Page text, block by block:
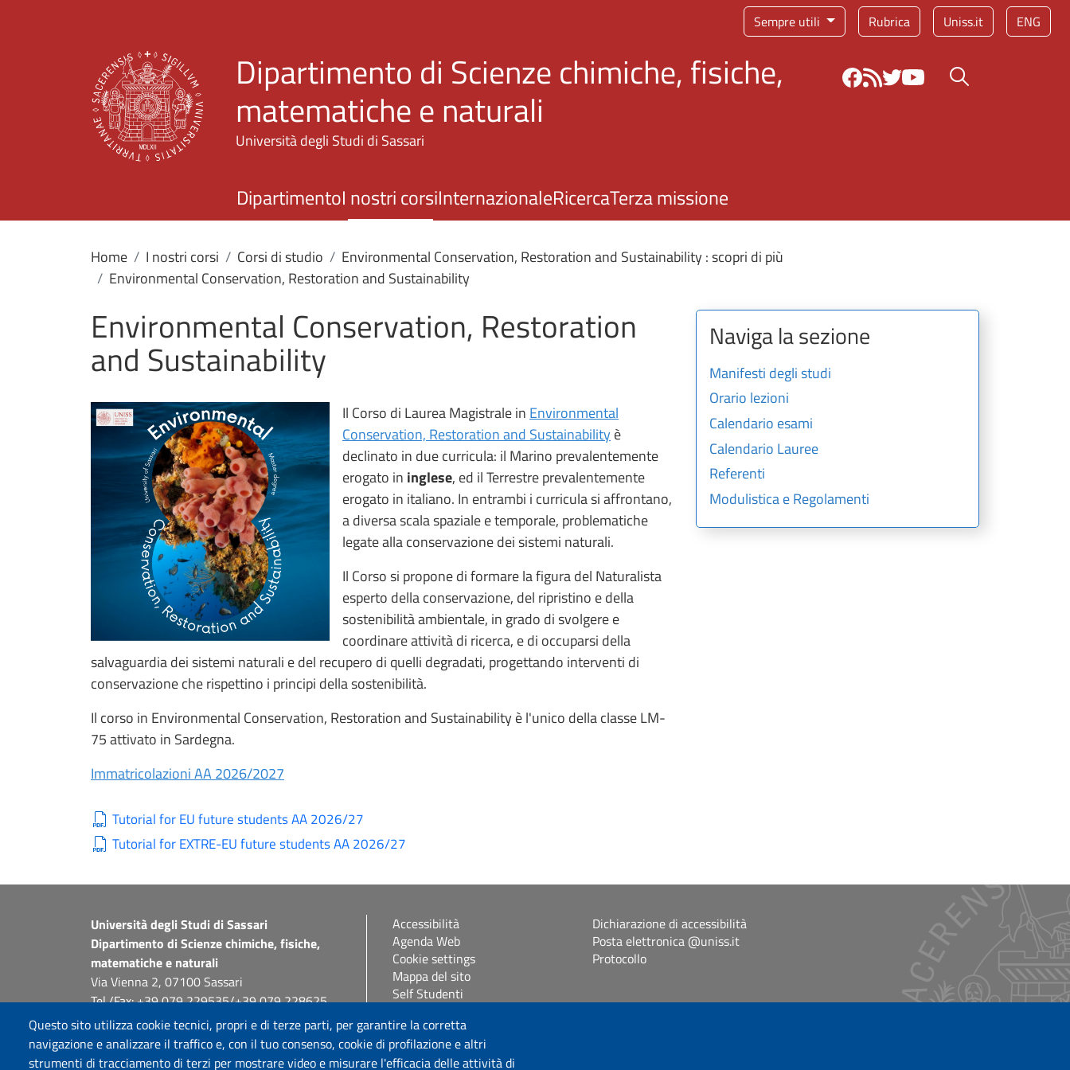
Sempre utili Rubrica Uniss.it ENG
Questo sito utilizza cookie tecnici, propri e di terze parti, per garantire la corretta
navigazione e analizzare il traffico e, con il tuo consenso, cookie di profilazione e altri
strumenti di tracciamento di terzi per mostrare video e misurare l'efficacia delle attività di
Dipartimento di Scienze chimiche, fisiche,
matematiche e naturali
Università degli Studi di Sassari
Bottone cerca
DipartimentoI nostri corsiInternazionaleRicercaTerza missione
Home I nostri corsi Corsi di studio
Environmental Conservation, Restoration and Sustainability : scopri di più
Environmental Conservation, Restoration and Sustainability
Environmental Conservation, Restoration
and Sustainability
Il Corso di Laurea Magistrale in Environmental
Conservation, Restoration and Sustainabilityè
declinato in due curricula: il Marino prevalentemente
erogato in inglese, ed il Terrestre prevalentemente
erogato in italiano. In entrambi i curricula si affrontano,
a diversa scala spaziale e temporale, problematiche
legate alla conservazione dei sistemi naturali.
Il Corso si propone di formare la figura del Naturalista
esperto della conservazione, del ripristino e della
sostenibilità ambientale, in grado di svolgere e
coordinare attività di ricerca, e di occuparsi della
salvaguardia dei sistemi naturali e del recupero di quelli degradati, progettando interventi di
conservazione che rispettino i principi della sostenibilità.
Il corso in Environmental Conservation, Restoration and Sustainability è l'unico della classe LM-
75 attivato in Sardegna.
Immatricolazioni AA 2026/2027
Tutorial for EU future students AA 2026/27
Tutorial for EXTRE-EU future students AA 2026/27
Naviga la sezione
Manifesti degli studi
Orario lezioni
Calendario esami
Calendario Lauree
Referenti
Modulistica e Regolamenti
Università degli Studi di Sassari
Dipartimento di Scienze chimiche, fisiche,
matematiche e naturali
Via Vienna 2, 07100 Sassari
Tel./Fax: +39 079 229535/+39 079 228625
PEC: dip.chimica.farmacia@pec.uniss.it
www.uniss.it
Accessibilità
Agenda Web
Cookie settings
Mappa del sito
Self Studenti
Dichiarazione di accessibilità
Posta elettronica @uniss.it
Protocollo
Seguici su